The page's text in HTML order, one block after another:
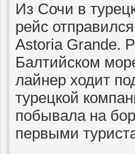
Из Сочи в
рейс
Astoria Grande.
Балтийском
лайнер ходит
турецкой
побывала на
первыми